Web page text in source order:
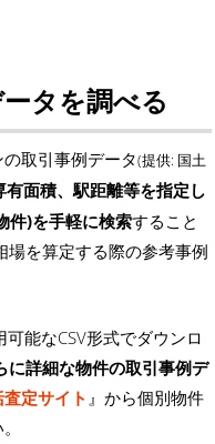
タを調べる
取引事例データ(提供: 国土
有面積、駅距離等を指定し
件)を手軽に検索すること
場を算定する際の参考事例
能なCSV形式でダウンロ
に詳細な物件の取引事例デ
定サイト 』から個別物件